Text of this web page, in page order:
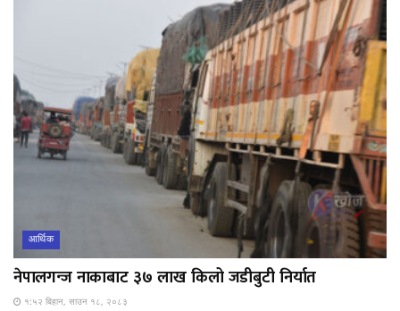
आर्थिक
नेपालगन्ज नाकाबाट ३७ लाख किलो जडीबुटी निर्यात
१:५२ बिहान, साउन १८, २०८३